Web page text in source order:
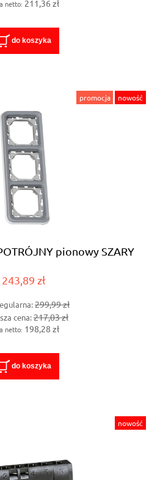
netto: 211,36 zł
do koszyka
pionowy SZARY
243,89 zł
299,99 zł
cena:217,03 zł
netto: 198,28 zł
do koszyka
promocja nowość
nowość